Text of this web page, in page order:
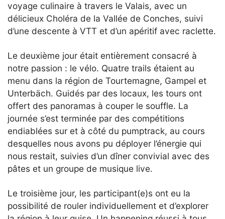
voyage culinaire à travers le Valais, avec un
délicieux Choléra de la Vallée de Conches, suivi
d’une descente à VTT et d’un apéritif avec raclette.
Le deuxième jour était entièrement consacré à
notre passion : le vélo. Quatre trails étaient au
menu dans la région de Tourtemagne, Gampel et
Unterbäch. Guidés par des locaux, les tours ont
offert des panoramas à couper le souffle. La
journée s’est terminée par des compétitions
endiablées sur et à côté du pumptrack, au cours
desquelles nous avons pu déployer l’énergie qui
nous restait, suivies d’un dîner convivial avec des
pâtes et un groupe de musique live.
Le troisième jour, les participant(e)s ont eu la
possibilité de rouler individuellement et d’explorer